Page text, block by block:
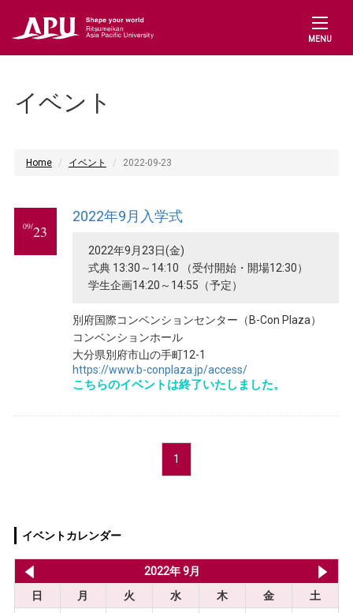
MENU
イベント
Home イベント 2022-09-23
09/23
2022年9月入学式
2022年9月23日(金)
式典 13:30～14:10 （受付開始・開場12:30）
学生企画14:20～14:55（予定）
別府国際コンベンションセンター（B-Con Plaza）
コンベンションホール
大分県別府市山の手町12-1
https://www.b-conplaza.jp/access/
こちらのイベントは終了いたしました。
1
イベントカレンダー
2022年 9月
日
月 火 水 木 金
土